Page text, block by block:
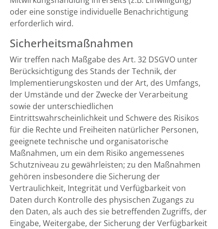
oder eine sonstige individuelle Benachrichtigung
erforderlich wird.
Sicherheitsmaßnahmen
Wir treffen nach Maßgabe des Art. 32 DSGVO unter
Berücksichtigung des Stands der Technik, der
Implementierungskosten und der Art, des Umfangs,
der Umstände und der Zwecke der Verarbeitung
sowie der unterschiedlichen
Eintrittswahrscheinlichkeit und Schwere des Risikos
für die Rechte und Freiheiten natürlicher Personen,
geeignete technische und organisatorische
Maßnahmen, um ein dem Risiko angemessenes
Schutzniveau zu gewährleisten; zu den Maßnahmen
gehören insbesondere die Sicherung der
Vertraulichkeit, Integrität und Verfügbarkeit von
Daten durch Kontrolle des physischen Zugangs zu
den Daten, als auch des sie betreffenden Zugriffs, der
Eingabe, Weitergabe, der Sicherung der Verfügbarkeit